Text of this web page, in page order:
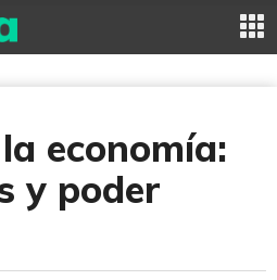
economía:
y poder